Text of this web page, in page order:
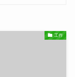
工作